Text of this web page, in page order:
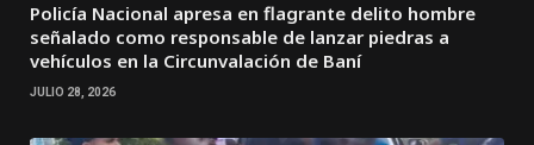
Policía Nacional apresa en flagrante delito hombre
señalado como responsable de lanzar piedras a
vehículos en la Circunvalación de Baní
JULIO 28, 2026